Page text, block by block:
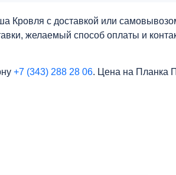
Кровля с доставкой или
желаемый способ оплаты и
+7 (343) 288 28 06. Цена на Планка